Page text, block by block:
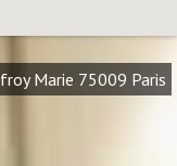
Marie 75009 Paris